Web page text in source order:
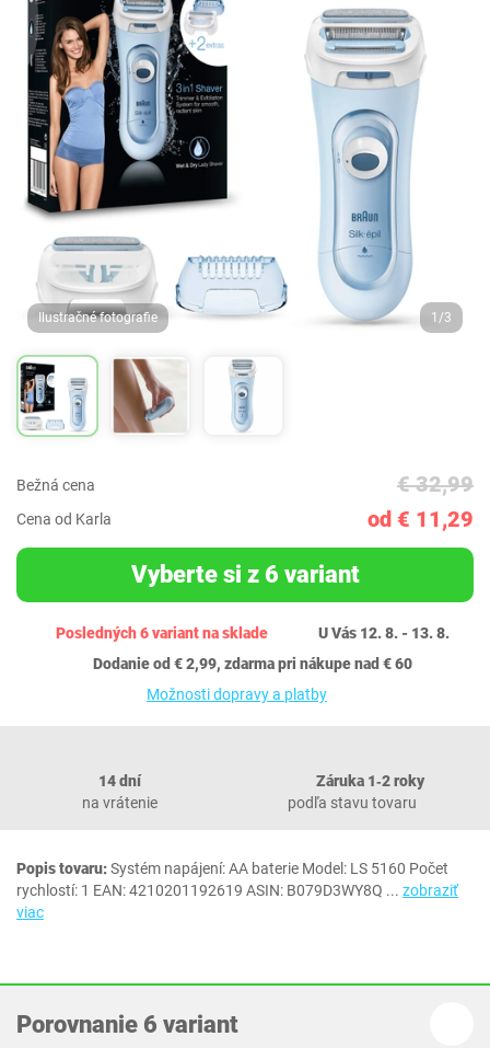
Ilustračné fotografie 1/3
Bežná cena € 32,99
Cena od Karla od € 11,29
Vyberte si z 6 variant
Posledných 6 variant na sklade
U Vás 12. 8. - 13. 8.
Dodanie od € 2,99, zdarma pri nákupe nad € 60
Možnosti dopravy a platby
14 dní
na vrátenie
Záruka 1‐2 roky
podľa stavu tovaru
Popis tovaru:Systém napájení: AA baterie Model: LS 5160 Počet
rychlostí: 1 EAN: 4210201192619 ASIN: B079D3WY8Q ... zobraziť
viac
Porovnanie 6 variant